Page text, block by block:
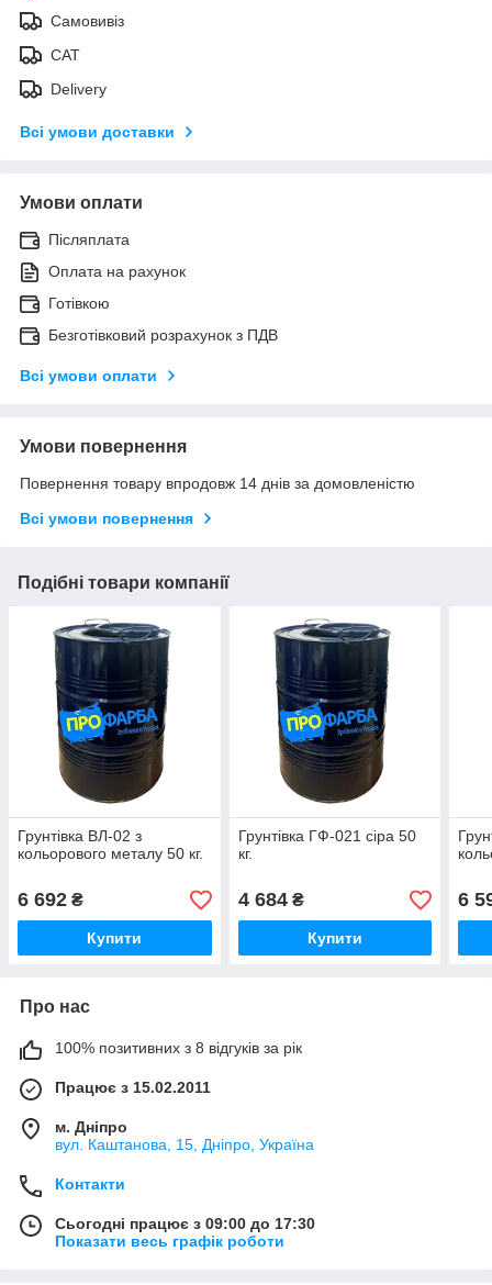
Самовивіз
САТ
Delivery
Всі умови доставки
Умови оплати
Післяплата
Оплата на рахунок
Готівкою
Безготівковий розрахунок з ПДВ
Всі умови оплати
Умови повернення
Повернення товару впродовж 14 днів за домовленістю
Всі умови повернення
Подібні товари компанії
Грунтівка ВЛ-02 з
кольорового металу 50 кг.
6 692 ₴
Купити
Грунтівка ГФ-021 сіра 50
кг.
4 684₴
Купити
6
Про нас
100% позитивних з 8 відгуків за рік
Працює з 15.02.2011
м. Дніпро
вул. Каштанова, 15, Дніпро, Україна
Контакти
Сьогодні працює з 09:00 до 17:30
Показати весь графік роботи